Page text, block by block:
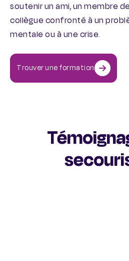
soutenir un ami, un membre
collègue confronté à un
mentale ou à une crise.
Trouver une formation